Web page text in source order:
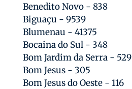
Benedito Novo - 838
Biguaçu - 9539
Blumenau - 41375
Bocaina do Sul - 348
Bom Jardim da Serra - 529
Bom Jesus - 305
Bom Jesus do Oeste - 116